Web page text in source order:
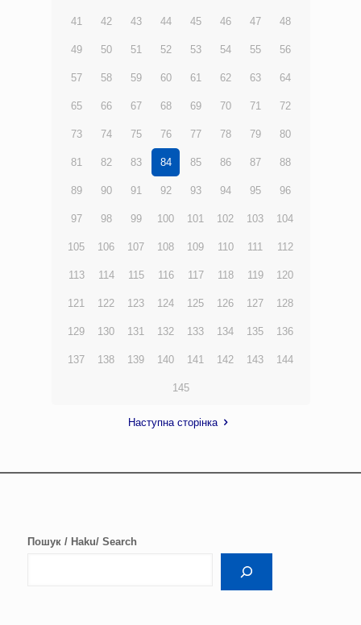
41 42 43 44 45 46 47 48
49 50 51 52 53 54 55 56
57 58 59 60 61 62 63 64
65 66 67 68 69 70 71 72
73 74 75 76 77 78 79 80
81 82 83 84 85 86 87 88
89 90 91 92 93 94 95 96
97 98 99 100 101 102 103 104
105 106 107 108 109 110 111 112
113 114 115 116 117 118 119 120
121 122 123 124 125 126 127 128
129 130 131 132 133 134 135 136
137 138 139 140 141 142 143 144
145
Наступна сторінка
Пошук / Haku/ Search